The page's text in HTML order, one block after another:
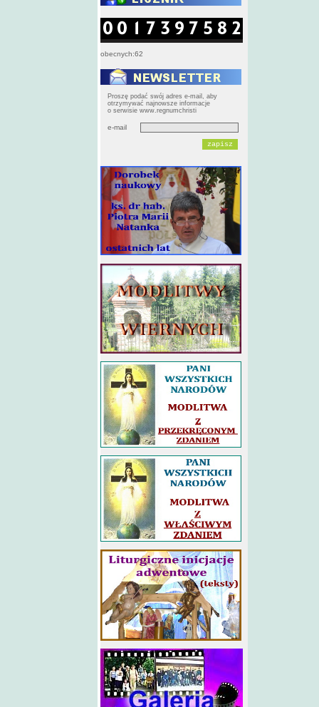
obecnych:62
Proszę podać swój adres e-mail, aby
otrzymywać najnowsze informacje
o serwisie www.regnumchristi
e-mail